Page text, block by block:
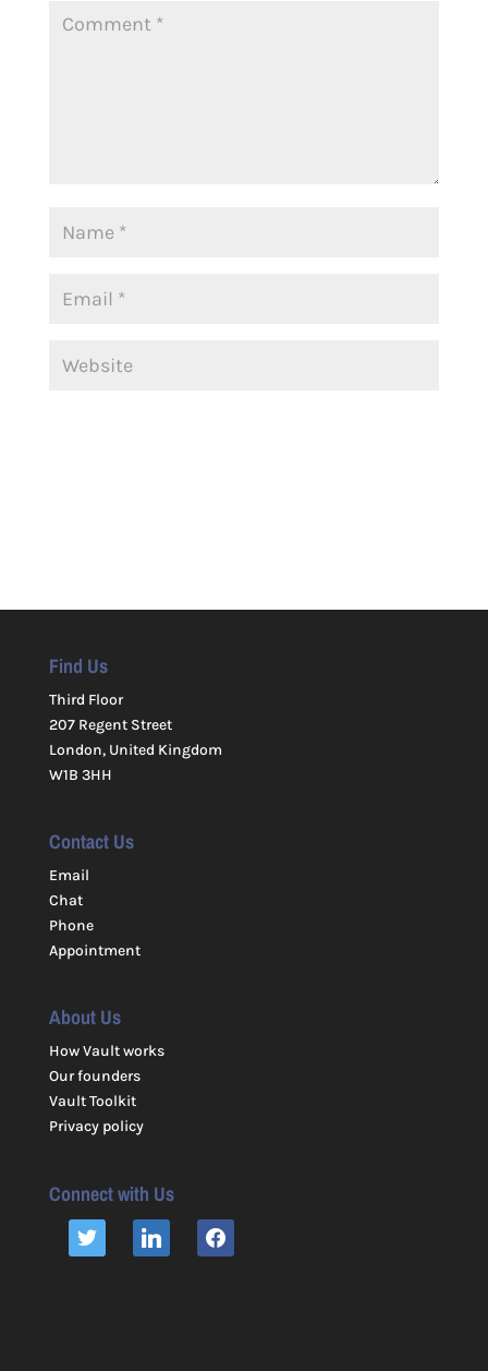
Find Us
Third Floor
207 Regent Street
London, United Kingdom
W1B 3HH
Contact Us
Email
Chat
Phone
Appointment
About Us
How Vault works
Our founders
Vault Toolkit
Privacy policy
Connect with Us
TWITTER LINKEDIN FACEBOOK